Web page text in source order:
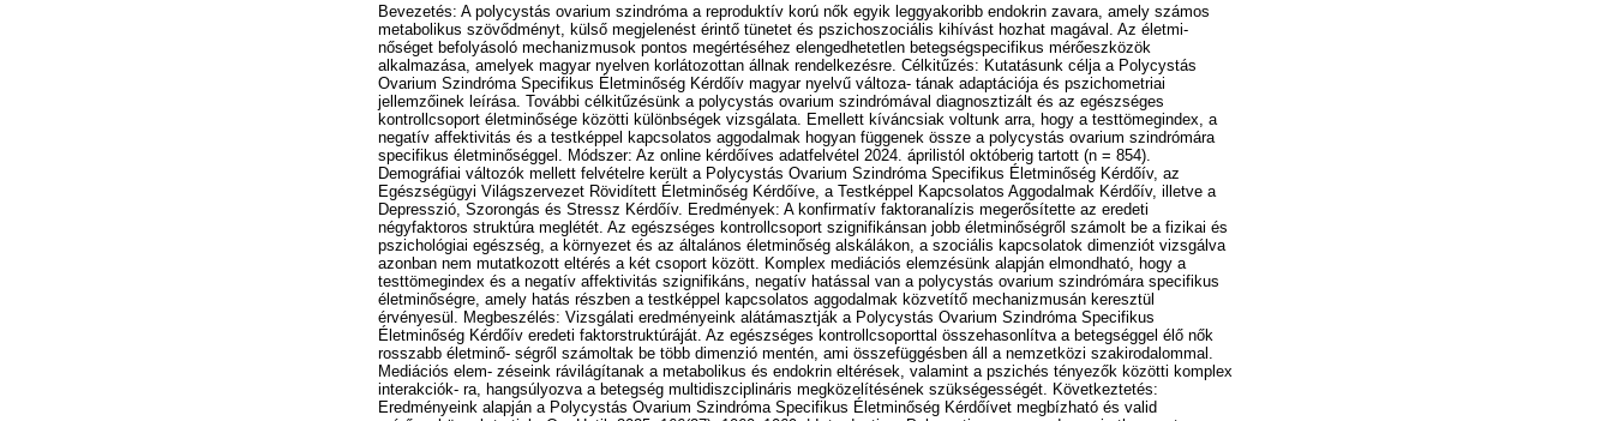
Bevezetés: A polycystás ovarium szindróma a reproduktív korú nők egyik leggyakoribb endokrin zavara, amely számos
metabolikus szövődményt, külső megjelenést érintő tünetet és pszichoszociális kihívást hozhat magával. Az életmi-
nőséget befolyásoló mechanizmusok pontos megértéséhez elengedhetetlen betegségspecifikus mérőeszközök
alkalmazása, amelyek magyar nyelven korlátozottan állnak rendelkezésre. Célkitűzés: Kutatásunk célja a Polycystás
Ovarium Szindróma Specifikus Életminőség Kérdőív magyar nyelvű változa- tának adaptációja és pszichometriai
jellemzőinek leírása. További célkitűzésünk a polycystás ovarium szindrómával diagnosztizált és az egészséges
kontrollcsoport életminősége közötti különbségek vizsgálata. Emellett kíváncsiak voltunk arra, hogy a testtömegindex, a
negatív affektivitás és a testképpel kapcsolatos aggodalmak hogyan függenek össze a polycystás ovarium szindrómára
specifikus életminőséggel. Módszer: Az online kérdőíves adatfelvétel 2024. áprilistól októberig tartott (n = 854).
Demográfiai változók mellett felvételre került a Polycystás Ovarium Szindróma Specifikus Életminőség Kérdőív, az
Egészségügyi Világszervezet Rövidített Életminőség Kérdőíve, a Testképpel Kapcsolatos Aggodalmak Kérdőív, illetve a
Depresszió, Szorongás és Stressz Kérdőív. Eredmények: A konfirmatív faktoranalízis megerősítette az eredeti
négyfaktoros struktúra meglétét. Az egészséges kontrollcsoport szignifikánsan jobb életminőségről számolt be a fizikai és
pszichológiai egészség, a környezet és az általános életminőség alskálákon, a szociális kapcsolatok dimenziót vizsgálva
azonban nem mutatkozott eltérés a két csoport között. Komplex mediációs elemzésünk alapján elmondható, hogy a
testtömegindex és a negatív affektivitás szignifikáns, negatív hatással van a polycystás ovarium szindrómára specifikus
életminőségre, amely hatás részben a testképpel kapcsolatos aggodalmak közvetítő mechanizmusán keresztül
érvényesül. Megbeszélés: Vizsgálati eredményeink alátámasztják a Polycystás Ovarium Szindróma Specifikus
Életminőség Kérdőív eredeti faktorstruktúráját. Az egészséges kontrollcsoporttal összehasonlítva a betegséggel élő nők
rosszabb életminő- ségről számoltak be több dimenzió mentén, ami összefüggésben áll a nemzetközi szakirodalommal.
Mediációs elem- zéseink rávilágítanak a metabolikus és endokrin eltérések, valamint a pszichés tényezők közötti komplex
interakciók- ra, hangsúlyozva a betegség multidiszciplináris megközelítésének szükségességét. Következtetés:
Eredményeink alapján a Polycystás Ovarium Szindróma Specifikus Életminőség Kérdőívet megbízható és valid